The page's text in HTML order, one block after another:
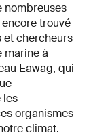
nombreuses
trouvé
et chercheurs
marine à
Eawag, qui
les
organismes
climat.